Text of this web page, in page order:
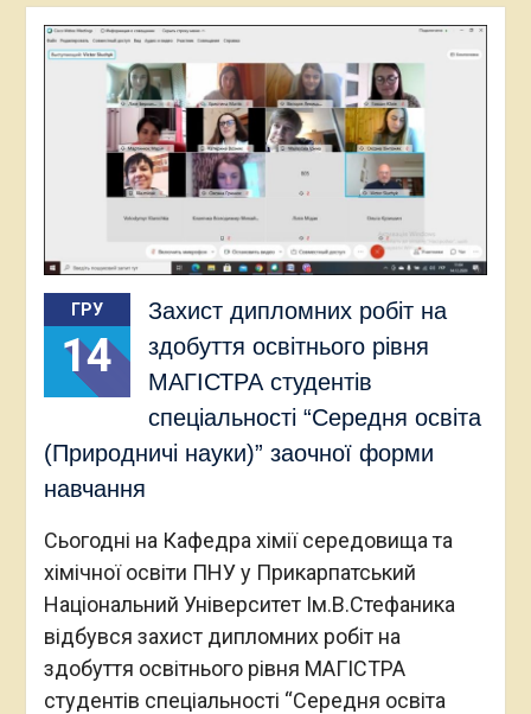
ГРУ
14
Захист дипломних робіт на
здобуття освітнього рівня
МАГІСТРА студентів
спеціальності “Середня освіта
(Природничі науки)” заочної форми
навчання
Сьогодні на Кафедра хімії середовища та
хімічної освіти ПНУ у Прикарпатський
Національний Університет Ім.В.Стефаника
відбувся захист дипломних робіт на
здобуття освітнього рівня МАГІСТРА
студентів спеціальності “Середня освіта